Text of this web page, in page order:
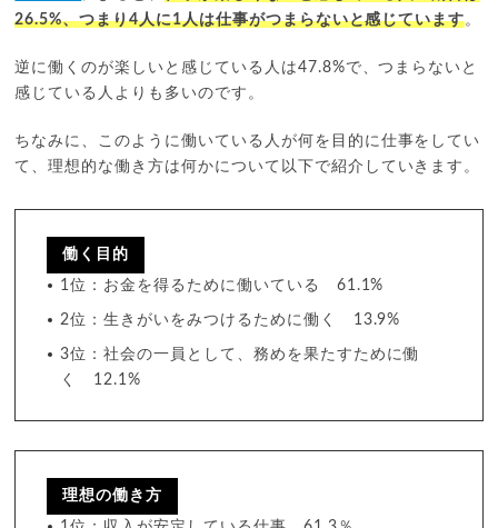
26.5%、つまり4人に1人は仕事がつまらないと感じています。
逆に働くのが楽しいと感じている人は47.8%で、つまらないと
感じている人よりも多いのです。
ちなみに、このように働いている人が何を目的に仕事をしてい
て、理想的な働き方は何かについて以下で紹介していきます。
働く目的
1位：お金を得るために働いている 61.1%
2位：生きがいをみつけるために働く 13.9%
3位：社会の一員として、務めを果たすために働
く 12.1%
理想の働き方